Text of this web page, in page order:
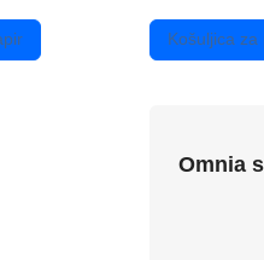
Košuljica za
Omnia